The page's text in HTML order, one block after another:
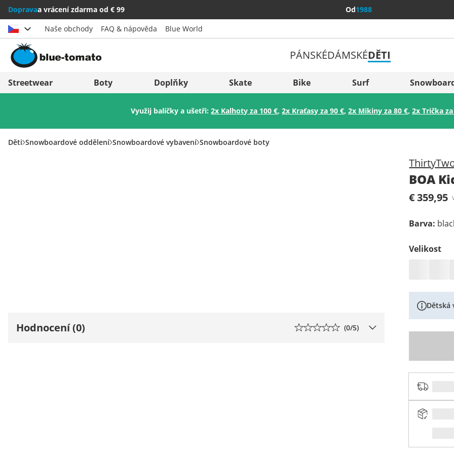
Dopravaa vrácení zdarma od € 99 Od1988
Vybrat zemi
Österreich
Italia (Italiano)
Italien (Deutsch)
Slovenija
België (Nederlands)
Naše obchody FAQ & nápověda Blue World
PÁNSKÉDÁMSKÉDĚTI
Streetwear Boty Doplňky Skate Bike Surf
Využij balíčky a ušetři:2x Kalhoty za 100 €,2x Kraťasy za 90 €,2x Mikiny za 80 €,2x Trička
Děti Snowboardové oddělení Snowboardové vybavení Snowboardové boty
BOA
€ 359,95
Barva:
Velikost
Dětská
Hodnocení (0) (0/5)